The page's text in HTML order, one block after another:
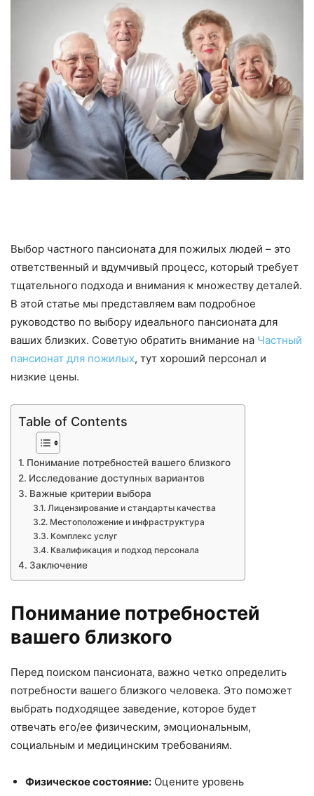
Выбор частного пансионата для пожилых людей – это
ответственный и вдумчивый процесс, который требует
тщательного подхода и внимания к множеству деталей.
В этой статье мы представляем вам подробное
руководство по выбору идеального пансионата для
ваших близких. Советую обратить внимание на Частный
пансионат для пожилых, тут хороший персонал и
низкие цены.
Table of Contents
Понимание потребностей вашего близкого
Исследование доступных вариантов
Важные критерии выбора
Лицензирование и стандарты качества
Местоположение и инфраструктура
Комплекс услуг
Квалификация и подход персонала
Заключение
Понимание потребностей
вашего близкого
Перед поиском пансионата, важно четко определить
потребности вашего близкого человека. Это поможет
выбрать подходящее заведение, которое будет
отвечать его/ее физическим, эмоциональным,
социальным и медицинским требованиям.
Физическое состояние: Оцените уровень